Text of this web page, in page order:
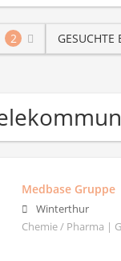
2 GESUCHTE
Medbase Gruppe
Winterthur
Chemie / Pharma |